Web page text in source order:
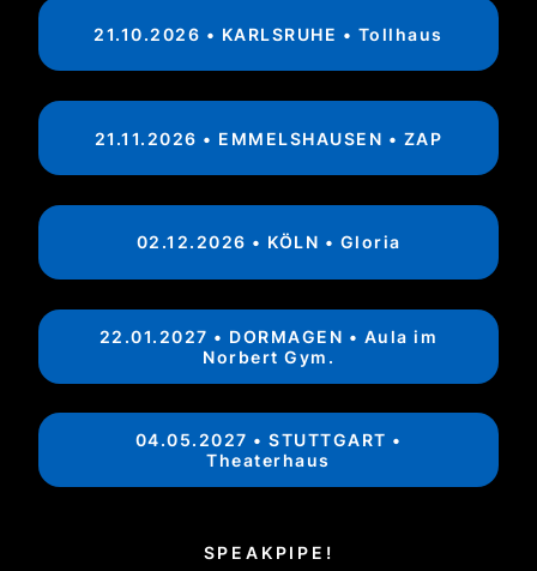
21.10.2026 • KARLSRUHE • Tollhaus
21.11.2026 • EMMELSHAUSEN • ZAP
02.12.2026 • KÖLN • Gloria
22.01.2027 • DORMAGEN • Aula im
Norbert Gym.
04.05.2027 • STUTTGART •
Theaterhaus
SPEAKPIPE!